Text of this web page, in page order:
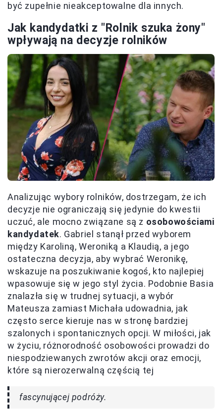
być zupełnie nieakceptowalne dla innych.
Jak kandydatki z "Rolnik szuka żony"
wpływają na decyzje rolników
Analizując wybory rolników, dostrzegam, że ich
decyzje nie ograniczają się jedynie do kwestii
uczuć, ale mocno związane są z osobowościami
kandydatek. Gabriel stanął przed wyborem
między Karoliną, Weroniką a Klaudią, a jego
ostateczna decyzja, aby wybrać Weronikę,
wskazuje na poszukiwanie kogoś, kto najlepiej
wpasowuje się w jego styl życia. Podobnie Basia
znalazła się w trudnej sytuacji, a wybór
Mateusza zamiast Michała udowadnia, jak
często serce kieruje nas w stronę bardziej
szalonych i spontanicznych opcji. W miłości, jak
w życiu, różnorodność osobowości prowadzi do
niespodziewanych zwrotów akcji oraz emocji,
które są nierozerwalną częścią tej
fascynującej podróży.